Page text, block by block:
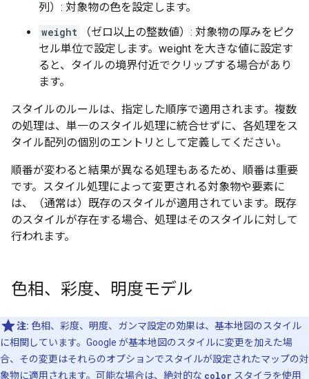
列）: 対象物の色を設定します。
weight
（ゼロ以上の整数値）: 対象物の厚みをピク
セル単位で設定します。weight を大きな値に設定す
ると、タイルの境界付近でクリップする場合があり
ます。
スタイルのルールは、指定した順序で適用されます。複数
の処理は、単一のスタイル処理に統合せずに、各処理をス
タイル配列の個別のエントリとして定義してください。
順番が変わると結果が異なる処理もあるため、順番は重要
です。スタイル処理によって変更される対象物や要素に
は、（通常は）既存のスタイルが適用されています。既存
のスタイルが存在する場合、処理はそのスタイルに対して
行われます。
色相、彩度、明度モデル
注: 色相、彩度、明度、ガンマ設定の効果は、基本地図のスタイル
に相関しています。Google が基本地図のスタイルに変更を加えた場
合、その変更はそれらのオプションでスタイルが設定されたマップの対
象物に適用されます。可能な場合は、絶対的な color スタイラを使用